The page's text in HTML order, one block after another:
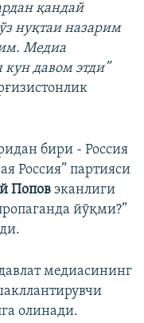
қандай
нуқтаи назарим
Медиа
кун давом этди”
бири - Россия
Россия” партияси
Попов эканлиги
йўқми?”
медиасининг
олинади.